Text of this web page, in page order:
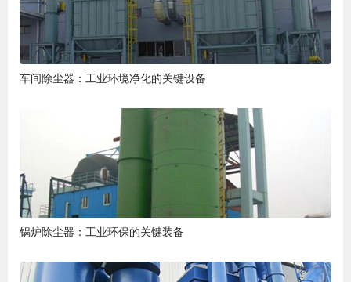
车间除尘器：工业环境净化的关键设备
锅炉除尘器：工业环保的关键装备